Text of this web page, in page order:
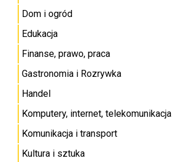
Dom i ogród
Edukacja
Finanse, prawo, praca
Gastronomia i Rozrywka
Handel
Komputery, internet, telekomunikacja
Komunikacja i transport
Kultura i sztuka